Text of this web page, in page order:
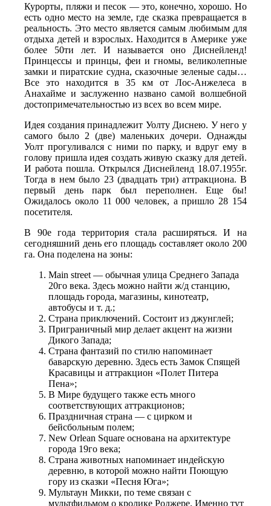
Курорты, пляжи и песок — это, конечно, хорошо. Но
есть одно место на земле, где сказка превращается в
реальность. Это место является самым любимым для
отдыха детей и взрослых. Находится в Америке уже
более 50ти лет. И называется оно Диснейленд!
Принцессы и принцы, феи и гномы, великолепные
замки и пиратские судна, сказочные зеленые сады…
Все это находится в 35 км от Лос-Анжелеса в
Анахайме и заслуженно названо самой волшебной
достопримечательностью из всех во всем мире.
Идея создания принадлежит Уолту Диснею. У него у
самого было 2 (две) маленьких дочери. Однажды
Уолт прогуливался с ними по парку, и вдруг ему в
голову пришла идея создать живую сказку для детей.
И работа пошла. Открылся Диснейленд 18.07.1955г.
Тогда в нем было 23 (двадцать три) аттракциона. В
первый день парк был переполнен. Еще бы!
Ожидалось около 11 000 человек, а пришло 28 154
посетителя.
В 90е года территория стала расширяться. И на
сегодняшний день его площадь составляет около 200
га. Она поделена на зоны:
Main street — обычная улица Среднего Запада
20го века. Здесь можно найти ж/д станцию,
площадь города, магазины, кинотеатр,
автобусы и т. д.;
Страна приключений. Состоит из джунглей;
Приграничный мир делает акцент на жизни
Дикого Запада;
Страна фантазий по стилю напоминает
баварскую деревню. Здесь есть Замок Спящей
Красавицы и аттракцион «Полет Питера
Пена»;
В Мире будущего также есть много
соответствующих аттракционов;
Праздничная страна — с цирком и
бейсбольным полем;
New Orlean Square основана на архитектуре
города 19го века;
Страна животных напоминает индейскую
деревню, в которой можно найти Поющую
гору из сказки «Песня Юга»;
Мультаун Микки, по теме связан с
мультфильмом о кролике Роджере. Именно тут